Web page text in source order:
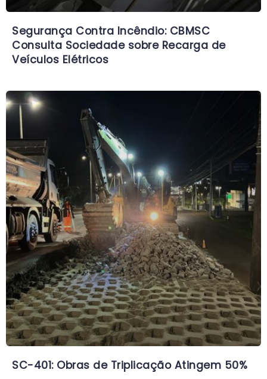
Segurança Contra Incêndio: CBMSC
Consulta Sociedade sobre Recarga de
Veículos Elétricos
SC-401: Obras de Triplicação Atingem 50%